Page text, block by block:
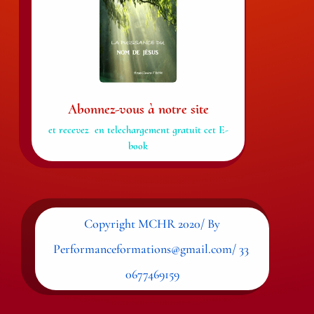
Abonnez-vous à notre site
et recevez en telechargement gratuit cet E-
book
Copyright MCHR 2020/ By
Performanceformations@gmail.com/ 33
0677469159